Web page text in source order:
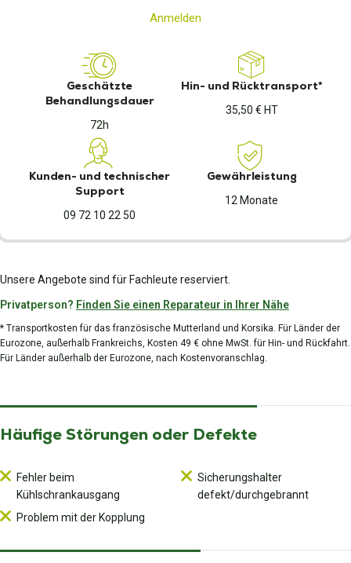
Anmelden
Geschätzte
Behandlungsdauer
72h
Hin- und Rücktransport*
35,50 € HT
Kunden- und technischer
Support
09 72 10 22 50
Gewährleistung
12 Monate
Unsere Angebote sind für Fachleute reserviert.
Privatperson? Finden Sie einen Reparateur in Ihrer Nähe
* Transportkosten für das französische Mutterland und Korsika. Für Länder der
Eurozone, außerhalb Frankreichs, Kosten 49 € ohne MwSt. für Hin- und Rückfahrt.
Für Länder außerhalb der Eurozone, nach Kostenvoranschlag.
Häufige Störungen oder Defekte
Fehler beim
Kühlschrankausgang
Problem mit der Kopplung
Sicherungshalter
defekt/durchgebrannt